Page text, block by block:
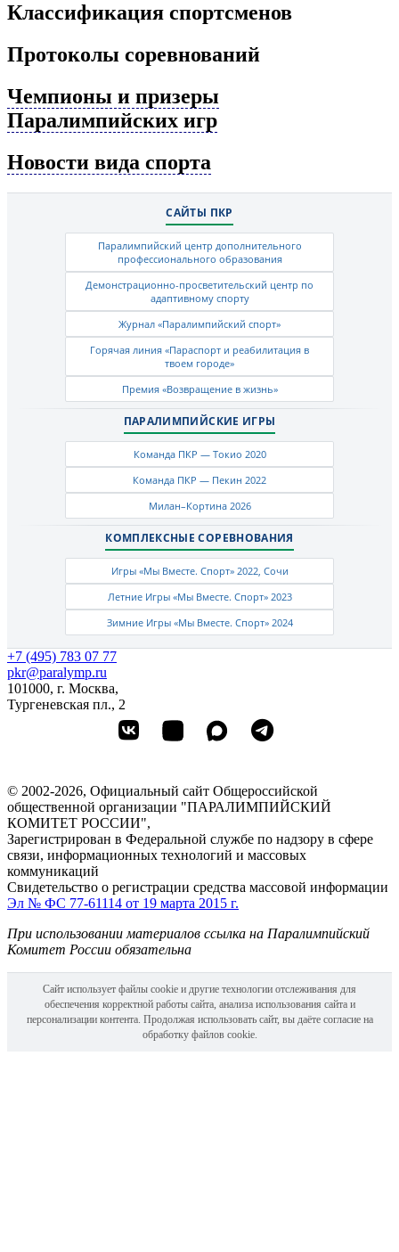
Классификация спортсменов
Протоколы соревнований
Чемпионы и призеры
Паралимпийских игр
Новости вида спорта
САЙТЫ ПКР
Паралимпийский центр дополнительного
профессионального образования
Демонстрационно-просветительский центр по
адаптивному спорту
Журнал «Паралимпийский спорт»
Горячая линия «Параспорт и реабилитация в
твоем городе»
Премия «Возвращение в жизнь»
ПАРАЛИМПИЙСКИЕ ИГРЫ
Команда ПКР — Токио 2020
Команда ПКР — Пекин 2022
Милан–Кортина 2026
КОМПЛЕКСНЫЕ СОРЕВНОВАНИЯ
Игры «Мы Вместе. Спорт» 2022, Сочи
Летние Игры «Мы Вместе. Спорт» 2023
Зимние Игры «Мы Вместе. Спорт» 2024
+7 (495) 783 07 77
pkr@paralymp.ru
101000, г. Москва,
Тургеневская пл., 2
© 2002-2026, Официальный сайт Общероссийской
общественной организации "ПАРАЛИМПИЙСКИЙ
КОМИТЕТ РОССИИ",
Зарегистрирован в Федеральной службе по надзору в сфере
связи, информационных технологий и массовых
коммуникаций
Свидетельство о регистрации средства массовой информации
Эл № ФС 77-61114 от 19 марта 2015 г.
При использовании материалов ссылка на Паралимпийский
Комитет России обязательна
Сайт использует файлы cookie и другие технологии отслеживания для
обеспечения корректной работы сайта, анализа использования сайта и
персонализации контента. Продолжая использовать сайт, вы даёте согласие на
обработку файлов cookie.